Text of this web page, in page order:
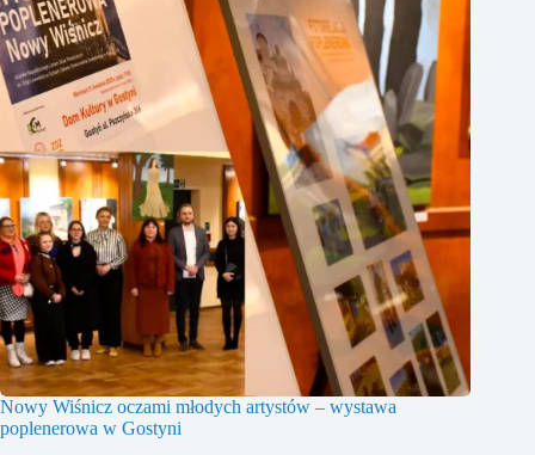
Nowy Wiśnicz oczami młodych artystów – wystawa
poplenerowa w Gostyni